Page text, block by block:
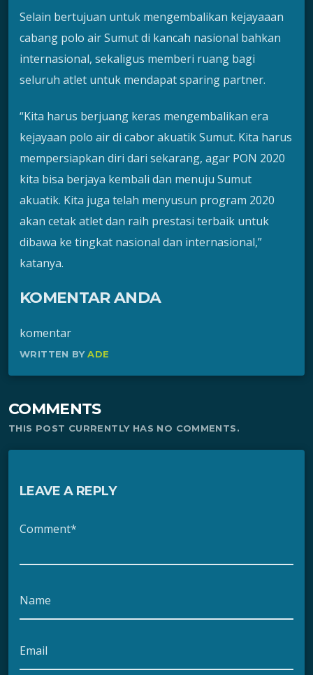
Selain bertujuan untuk mengembalikan kejayaaan
cabang polo air Sumut di kancah nasional bahkan
internasional, sekaligus memberi ruang bagi
seluruh atlet untuk mendapat sparing partner.
“Kita harus berjuang keras mengembalikan era
kejayaan polo air di cabor akuatik Sumut. Kita harus
mempersiapkan diri dari sekarang, agar PON 2020
kita bisa berjaya kembali dan menuju Sumut
akuatik. Kita juga telah menyusun program 2020
akan cetak atlet dan raih prestasi terbaik untuk
dibawa ke tingkat nasional dan internasional,”
katanya.
KOMENTAR ANDA
komentar
WRITTEN BYADE
COMMENTS
THIS POST CURRENTLY HAS NO COMMENTS.
LEAVE A REPLY
Comment*
Name
Email